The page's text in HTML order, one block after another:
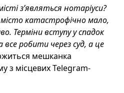
з’являться нотаріуси?
катастрофічно мало,
Терміни вступу у спадок
робити через суд, а це
мешканка
з місцевих Telegram-